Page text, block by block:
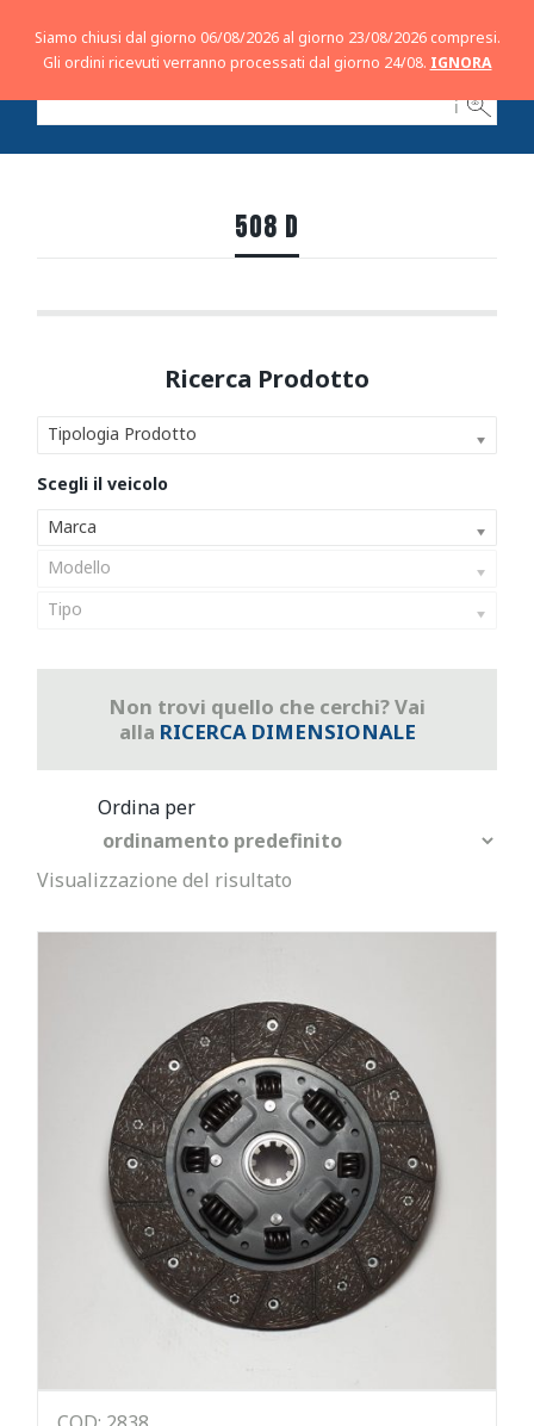
ℹ
508 D
Tipologia Prodotto
Marca
Modello
Tipo
Non trovi quello che cerchi? Vai
alla RICERCA DIMENSIONALE
Visualizzazione del risultato
Siamo chiusi dal giorno 06/08/2026 al giorno 23/08/2026 compresi.
Gli ordini ricevuti verranno processati dal giorno 24/08. IGNORA